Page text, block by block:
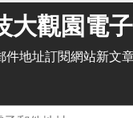
大觀園電
件地址訂閱網站新文